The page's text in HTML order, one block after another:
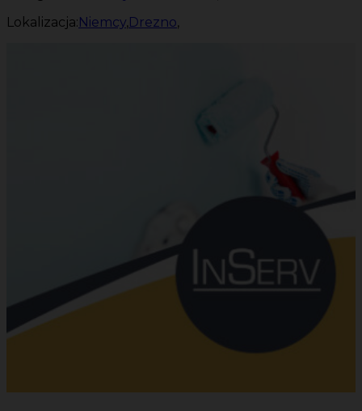
Lokalizacja:Niemcy,Drezno,